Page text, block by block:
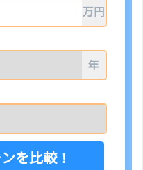
万円
年
を比較！